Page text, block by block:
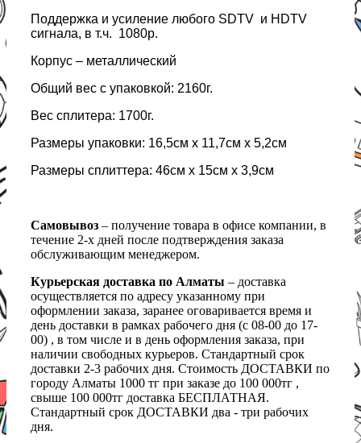
Поддержка и усиление любого SDTV и HDTV
сигнала, в т.ч. 1080р.
Корпус – металлический
Общий вес с упаковкой: 2160г.
Вес сплитера: 1700г.
Размеры упаковки: 16,5см х 11,7см х 5,2см
Размеры сплиттера: 46см х 15см х 3,9см
Самовывоз – получение товара в офисе компании, в
течение 2-х дней после подтверждения заказа
обслуживающим менеджером.
Курьерская доставка по Алматы – доставка
осуществляется по адресу указанному при
оформлении заказа, заранее оговаривается время и
день доставки в рамках рабочего дня (с 08-00 до 17-
00) , в том числе и в день оформления заказа, при
наличии свободных курьеров. Стандартный срок
доставки 2-3 рабочих дня. Стоимость ДОСТАВКИ по
городу Алматы 1000 тг при заказе до 100 000тг ,
свыше 100 000тг доставка БЕСПЛАТНАЯ.
Стандартный срок ДОСТАВКИ два - три рабочих
дня.